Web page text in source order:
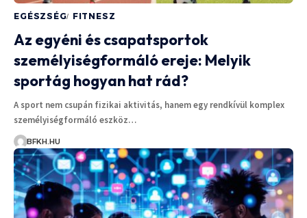
EGÉSZSÉG FITNESZ
Az egyéni és csapatsportok
személyiségformáló ereje: Melyik
sportág hogyan hat rád?
A sport nem csupán fizikai aktivitás, hanem egy rendkívül komplex
személyiségformáló eszköz…
BFKH.HU